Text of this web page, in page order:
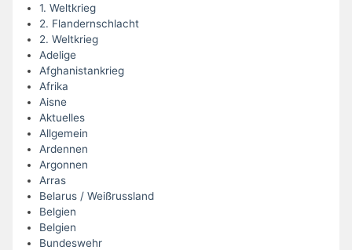
1. Weltkrieg
2. Flandernschlacht
2. Weltkrieg
Adelige
Afghanistankrieg
Afrika
Aisne
Aktuelles
Allgemein
Ardennen
Argonnen
Arras
Belarus / Weißrussland
Belgien
Belgien
Bundeswehr